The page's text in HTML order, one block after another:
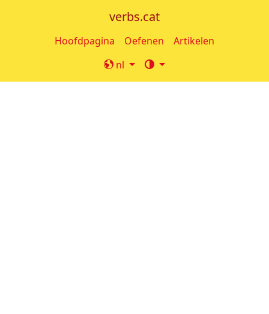
verbs.cat
Hoofdpagina Oefenen
Artikelen
nl